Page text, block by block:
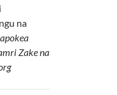
na
Zake na